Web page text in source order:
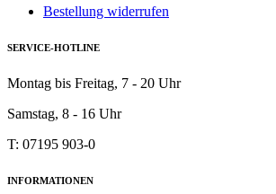
Bestellung widerrufen
SERVICE-HOTLINE
Montag bis Freitag, 7 - 20 Uhr
Samstag, 8 - 16 Uhr
T: 07195 903-0
INFORMATIONEN